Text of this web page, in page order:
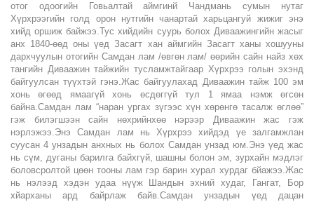
отог одоогийн Говьалтай аймгинй Чандмань сумын нутаг
Хүрхрээгийн голд орон нутгийн чанартай харьцангуй жижиг энэ
хийд оршиж байжээ.Тус хийдийн суурь болох Диваажингийн жасыг
анх 1840-өөд оны үед Засагт хан аймгийн Засагт ханы хошууны
дархчуулын отогийн Самдан лам /өвгөн лам/ өөрийн сайн найз хөх
тангийн Диваажин тайжийн тусламжтайгаар Хүрхрээ голын эхэнд
байгуулсан түүхтэй гэнэ.Жас байгуулахад Диваажин тайж 100 эм
хонь өгөөд ямаагүй хонь өсдөггүй тул 1 ямаа нэмж өгсөн
байна.Самдан лам “наран ургах зүгээс хүн хөрөнгө тасалж өглөө”
гэж билэгшээн сайн нөхрийнхөө нэрээр Диваажин жас гэж
нэрлэжээ.Энэ Самдан лам нь Хүрхрээ хийдэд үе залгамжлан
суусан 4 унзадын анхных нь болох Самдан унзад юм.Энэ үед жас
нь сүм, дуганы барилга байхгүй, шашны болон эм, зурхайн мэдлэг
боловсролтой цөөн тооны лам гэр барин хурал хурдаг бйажээ.Жас
нь нэлээд хэдэн удаа нүүж Шандын эхний худаг, Гангат, Бор
хйарханы ард байрлаж байв.Самдан унзадын үед дацан